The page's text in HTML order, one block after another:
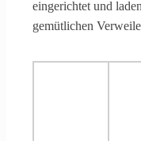
eingerichtet und
gemütlichen